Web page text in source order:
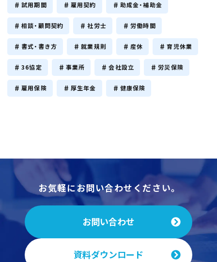
試用期間 雇用契約 助成金・補助金
相談・顧問契約 社労士 労働時間
書式・書き方 就業規則 産休 育児休業
36協定 事業所 会社設立 労災保険
雇用保険 厚生年金 健康保険
お気軽にお問い合わせください。
お問い合わせ
資料ダウンロード